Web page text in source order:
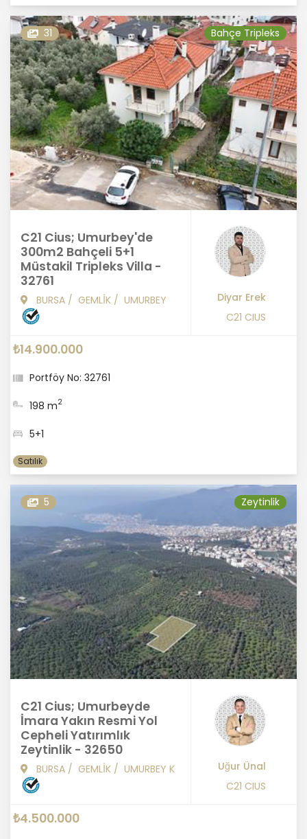
31 Bahçe Tripleks
C21 Cius; Umurbey'de
300m2 Bahçeli 5+1
Müstakil Tripleks Villa -
32761
BURSA / GEMLİK / UMURBEY
Diyar Erek
C21 CIUS
₺14.900.000
Portföy No: 32761
198 m2
5+1
Satılık
5 Zeytinlik
C21 Cius; Umurbeyde
İmara Yakın Resmi Yol
Cepheli Yatırımlık
Zeytinlik - 32650
BURSA / GEMLİK / UMURBEY K
Uğur Ünal
C21 CIUS
₺4.500.000